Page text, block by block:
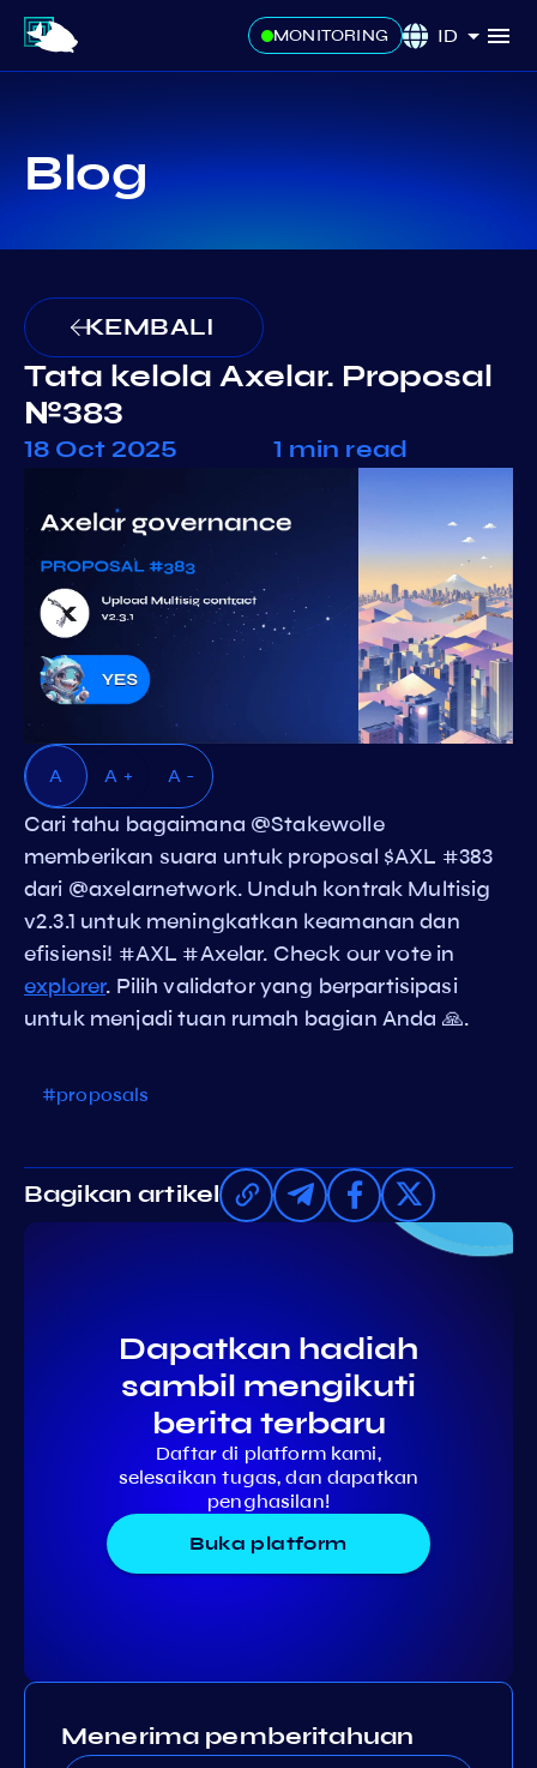
MONITORING ID
Blog
KEMBALI
Tata kelola Axelar. Proposal
№383
18 Oct 2025 1 min read
A A + A -
Cari tahu bagaimana @Stakewolle
memberikan suara untuk proposal $AXL #383
dari @axelarnetwork. Unduh kontrak Multisig
v2.3.1 untuk meningkatkan keamanan dan
efisiensi! #AXL #Axelar. Check our vote in
explorer. Pilih validator yang berpartisipasi
untuk menjadi tuan rumah bagian Anda 🙏.
#proposals
Bagikan artikel
Dapatkan hadiah
sambil mengikuti
berita terbaru
Daftar di platform kami,
selesaikan tugas, dan dapatkan
penghasilan!
Buka platform
Menerima pemberitahuan